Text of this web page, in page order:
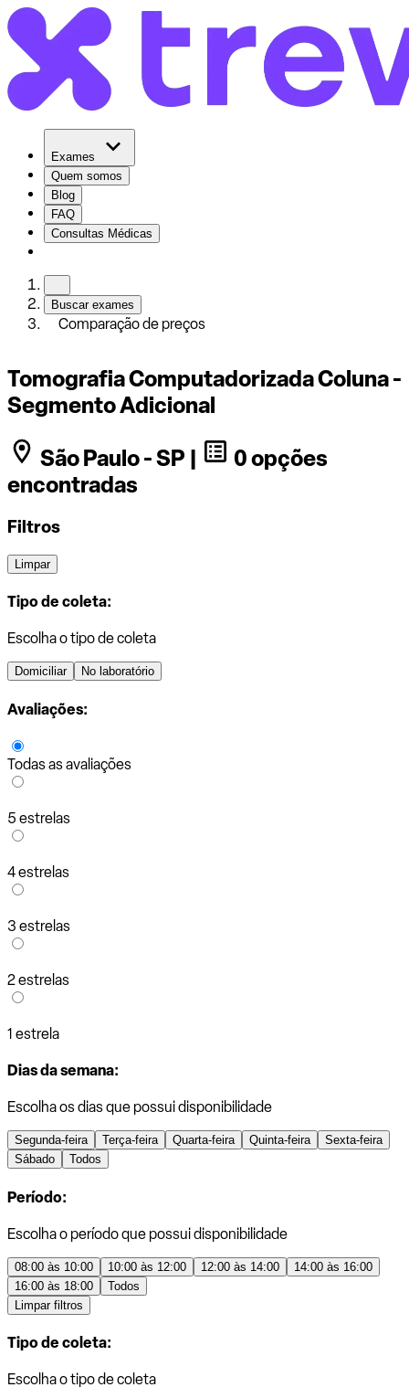
Exames
Quem somos
Blog
FAQ
Consultas Médicas
Buscar exames
Comparação de preços
Tomografia Computadorizada Coluna -
Segmento Adicional
São Paulo - SP |
0 opções
encontradas
Filtros
Limpar
Tipo de coleta:
Escolha o tipo de coleta
Domiciliar No laboratório
Avaliações:
Todas as avaliações
5 estrelas
4 estrelas
3 estrelas
2 estrelas
1 estrela
Dias da semana:
Escolha os dias que possui disponibilidade
Segunda-feira Terça-feira Quarta-feira Quinta-feira
Sexta-feira
Sábado
Todos
Período:
Escolha o período que possui disponibilidade
08:00 às 10:00 10:00 às 12:00 12:00 às 14:00
14:00 às 16:00
16:00 às 18:00
Todos
Limpar filtros
Tipo de coleta:
Escolha o tipo de coleta